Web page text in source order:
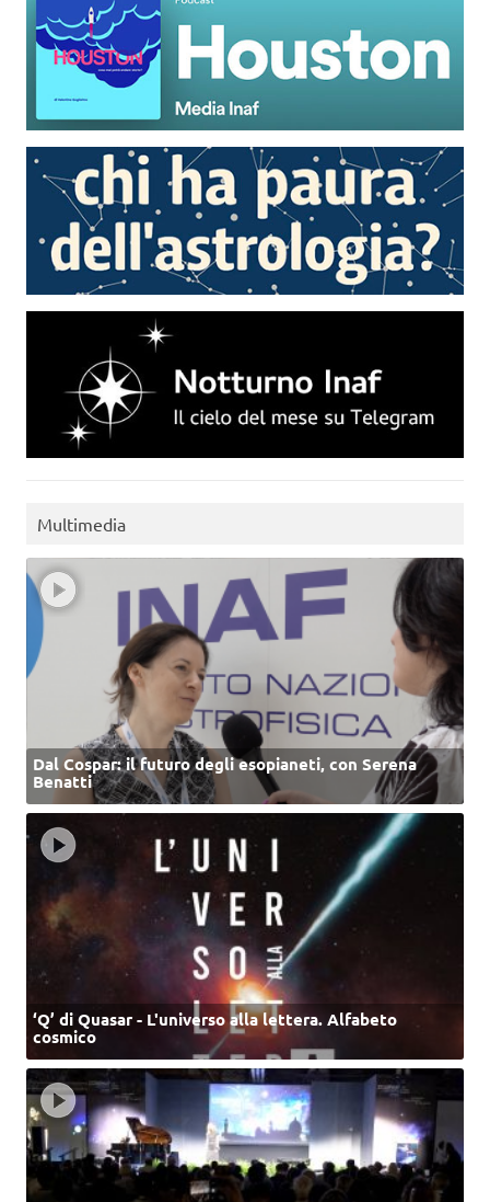
Multimedia
Dal Cospar: il futuro degli esopianeti, con Serena
Benatti
‘Q’ di Quasar - L'universo alla lettera. Alfabeto
cosmico